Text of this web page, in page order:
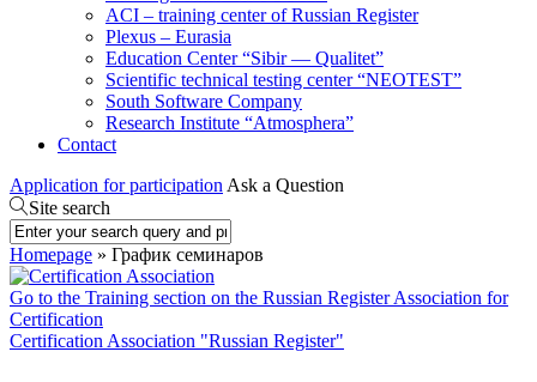
ACI – training center of Russian Register
Plexus – Eurasia
Education Center “Sibir — Qualitet”
Scientific technical testing center “NEOTEST”
South Software Company
Research Institute “Atmosphera”
Contact
Application for participation Ask a Question
Site search
Homepage » График семинаров
Go to the Training section on the Russian Register Association for
Certification
Certification Association "Russian Register"